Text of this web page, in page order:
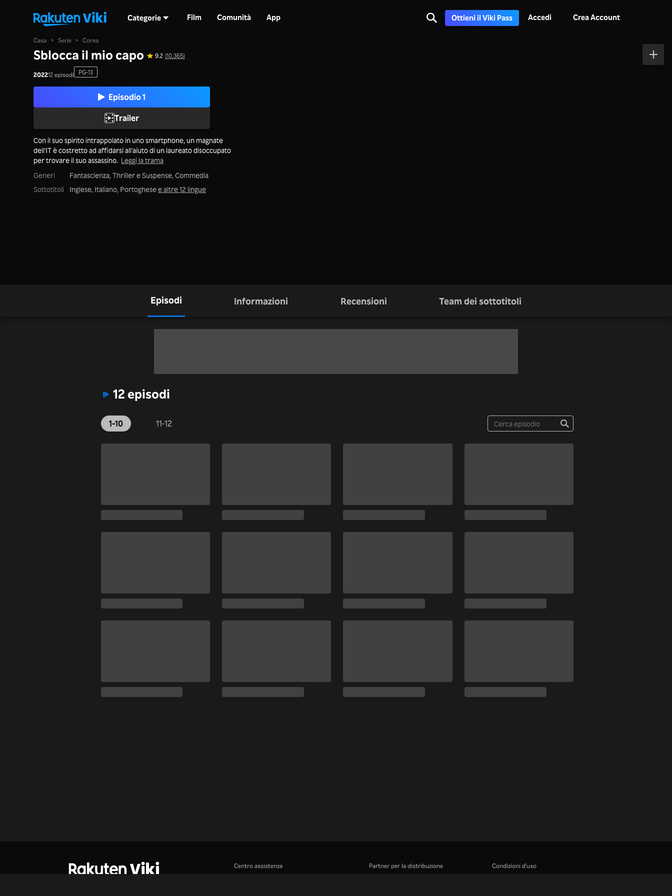
Categorie Film Comunità App Ottieni il Viki Pass Accedi Crea Account
Casa > Serie > Corea
Sblocca il mio capo 9.2 (10,365)
202212 episodi PG-13
Episodio 1
Trailer
Con il suo spirito intrappolato in uno smartphone, un magnate
dell'IT è costretto ad affidarsi all'aiuto di un laureato disoccupato
per trovare il suo assassino. Leggi la trama
Generi
Fantascienza, Thriller e Suspense, Commedia
Sottotitoli
Inglese, Italiano, Portoghesee altre 12 lingue
Episodi Informazioni Recensioni Team dei sottotitoli
12 episodi
1-10 11-12
Centro assistenza
Partner per la distribuzione
Condizioni d'uso